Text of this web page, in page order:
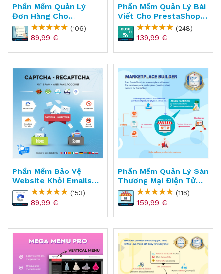
Phần Mềm Quản Lý
Đơn Hàng Cho
PrestaShop - Order
Manager
(106)
89,99 €
Phần Mềm Quản Lý Bài
Viết Cho PrestaShop -
BLOG
(248)
139,99 €
Phần Mềm Bảo Vệ
Website Khỏi Emails
Rác Cho PrestaShop -
CAPTCHA
(153)
89,99 €
Phần Mềm Quản Lý Sàn
Thương Mại Điện Tử
Cho PrestaShop -
Marketplace Builder
(116)
159,99 €